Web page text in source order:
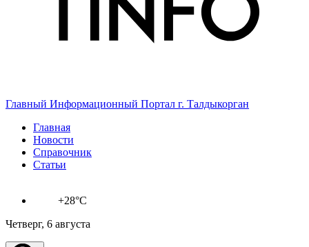
Главный Информационный Портал г. Талдыкорган
Главная
Новости
Справочник
Статьи
+28°C
Четверг, 6 августа